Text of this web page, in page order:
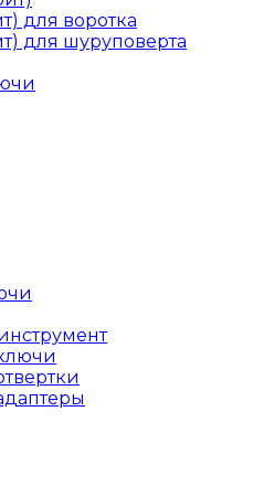
для воротка
для шуруповерта